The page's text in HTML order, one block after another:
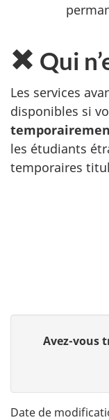
Qui
Les services
disponibles si
les étudiants
temporaires
i
t
t n
Avez-vous